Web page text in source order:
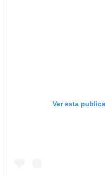
Ver esta